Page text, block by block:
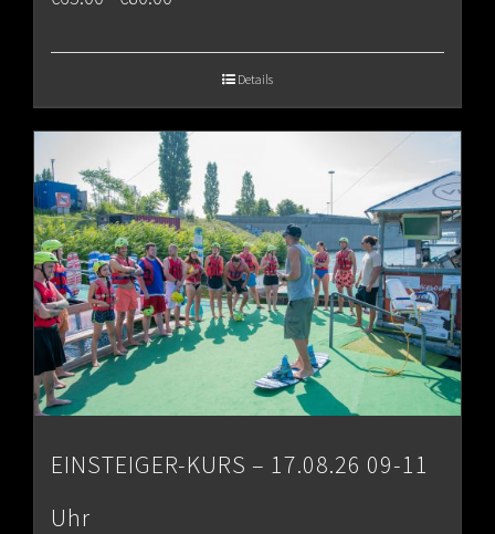
€80.00
Details
EINSTEIGER-KURS – 17.08.26 09-11
Uhr